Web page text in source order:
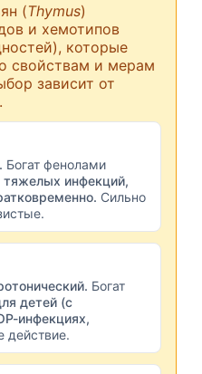
(Thymus)
и хемотипов
которые
свойствам и мерам
зависит от
Богат фенолами
тяжелых инфекций,
Сильно
Богат
детей (с
инфекциях,
действие.